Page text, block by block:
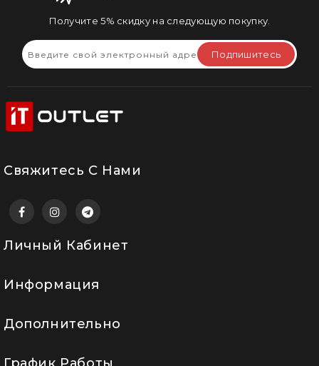
Получите 5% скидку на следующую покупку.
Подпишитесь
Свяжитесь С Нами
Личный Кабинет
Информация
Дополнительно